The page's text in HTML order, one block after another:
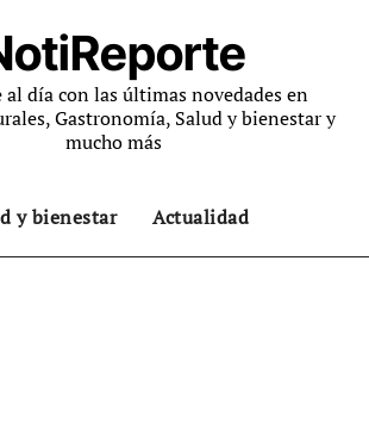
día con las últimas novedades en
Gastronomía, Salud y bienestar y
mucho más
y bienestar Actualidad